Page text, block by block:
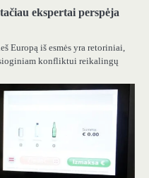
ekspertai perspėja
Europą iš esmės yra retoriniai,
konfliktui reikalingų